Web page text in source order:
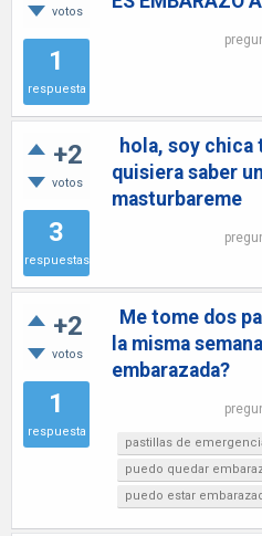
votos
1
respuesta
+2
votos
3
respuestas
hola, soy chica
quisiera saber
masturbareme
+2
votos
1
respuesta
Me tome dos
la misma
embarazada?
pastillas de
puedo quedar
puedo estar